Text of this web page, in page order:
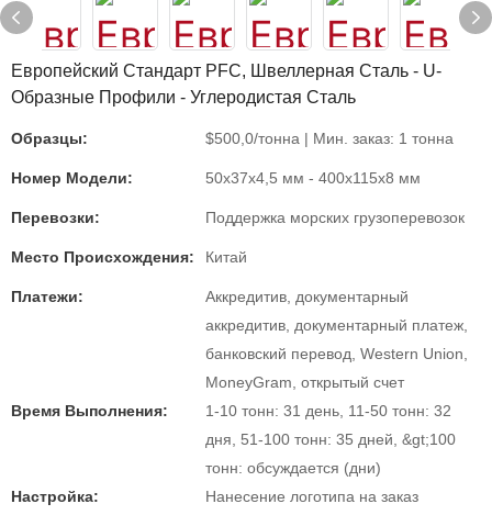
Европейский Стандарт PFC, Швеллерная Сталь - U-
Образные Профили - Углеродистая Сталь
Образцы: $500,0/тонна | Мин. заказ: 1 тонна
Номер Модели: 50x37x4,5 мм - 400x115x8 мм
Перевозки: Поддержка морских грузоперевозок
Место Происхождения: Китай
Платежи:
Аккредитив, документарный
аккредитив, документарный платеж,
банковский перевод, Western Union,
MoneyGram, открытый счет
Время Выполнения:
1-10 тонн: 31 день, 11-50 тонн: 32
дня, 51-100 тонн: 35 дней, &gt;100
тонн: обсуждается (дни)
Настройка:
Нанесение логотипа на заказ